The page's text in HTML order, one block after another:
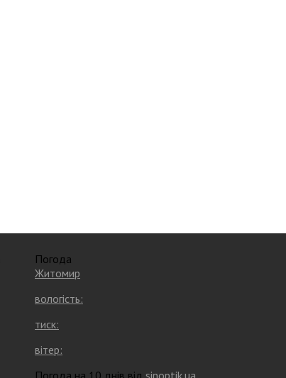
Погода
Житомир
вологість:
тиск:
вітер:
Погода на 10 днів від sinoptik.ua